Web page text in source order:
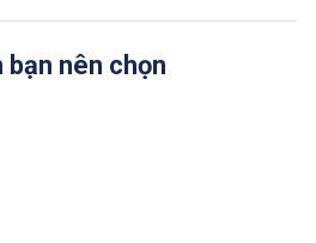
bạn nên chọn